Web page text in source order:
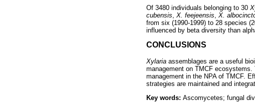
Of 3480 individuals belonging to 30
cubensis, X. feejeensis, X.
from six (1990-1999) to 28 species
influenced by beta diversity than
CONCLUSIONS
Xylaria assemblages are a useful
management on TMCF
management in the NPA of TMCF.
strategies are maintained and
Key words: Ascomycetes; fungal